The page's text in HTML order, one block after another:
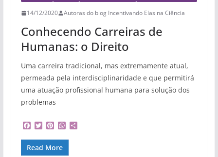
14/12/2020 Autoras do blog Incentivando Elas na Ciência
Conhecendo Carreiras de
Humanas: o Direito
Uma carreira tradicional, mas extremamente atual,
permeada pela interdisciplinaridade e que permitirá
uma atuação profissional humana para solução dos
problemas
F
c
e
T
i
t
P
n
t
W
a
S
Read More